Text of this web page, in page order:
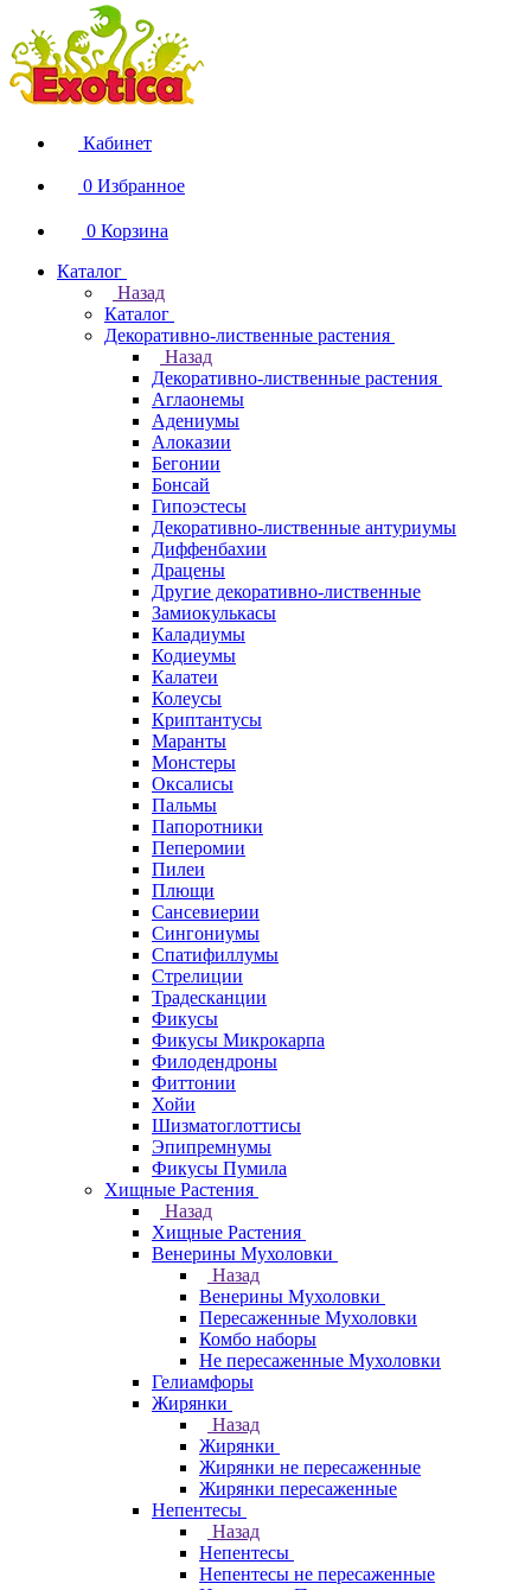
Кабинет
0 Избранное
0 Корзина
Каталог
Назад
Каталог
Декоративно-лиственные растения
Назад
Декоративно-лиственные растения
Аглаонемы
Адениумы
Алоказии
Бегонии
Бонсай
Гипоэстесы
Декоративно-лиственные антуриумы
Диффенбахии
Драцены
Другие декоративно-лиственные
Замиокулькасы
Каладиумы
Кодиеумы
Калатеи
Колеусы
Криптантусы
Маранты
Монстеры
Оксалисы
Пальмы
Папоротники
Пеперомии
Пилеи
Плющи
Сансевиерии
Сингониумы
Спатифиллумы
Стрелиции
Традесканции
Фикусы
Фикусы Микрокарпа
Филодендроны
Фиттонии
Хойи
Шизматоглоттисы
Эпипремнумы
Фикусы Пумила
Хищные Растения
Назад
Хищные Растения
Венерины Мухоловки
Назад
Венерины Мухоловки
Пересаженные Мухоловки
Комбо наборы
Не пересаженные Мухоловки
Гелиамфоры
Жирянки
Назад
Жирянки
Жирянки не пересаженные
Жирянки пересаженные
Непентесы
Назад
Непентесы
Непентесы не пересаженные